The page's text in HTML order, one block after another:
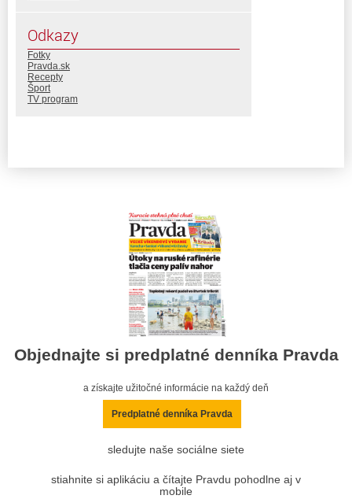
Odkazy
Fotky
Pravda.sk
Recepty
Šport
TV program
Objednajte si predplatné denníka Pravda
a získajte užitočné informácie na každý deň
Predplatné denníka Pravda
sledujte naše sociálne siete
stiahnite si aplikáciu a čítajte Pravdu pohodlne aj v
mobile